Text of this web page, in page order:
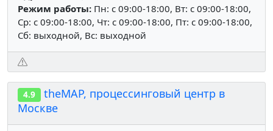
Режим работы: Пн: c 09:00-18:00, Вт: c 09:00-18:00,
Ср: c 09:00-18:00, Чт: c 09:00-18:00, Пт: c 09:00-18:00,
Сб: выходной, Вс: выходной
4.9
theМАР, процессинговый центр в
Москве